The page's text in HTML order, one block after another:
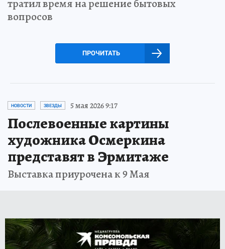
тратил время на решение бытовых
вопросов
ПРОЧИТАТЬ
НОВОСТИ ЗВЕЗДЫ 5 мая 2026 9:17
Послевоенные картины
художника Осмеркина
представят в Эрмитаже
Выставка приурочена к 9 Мая